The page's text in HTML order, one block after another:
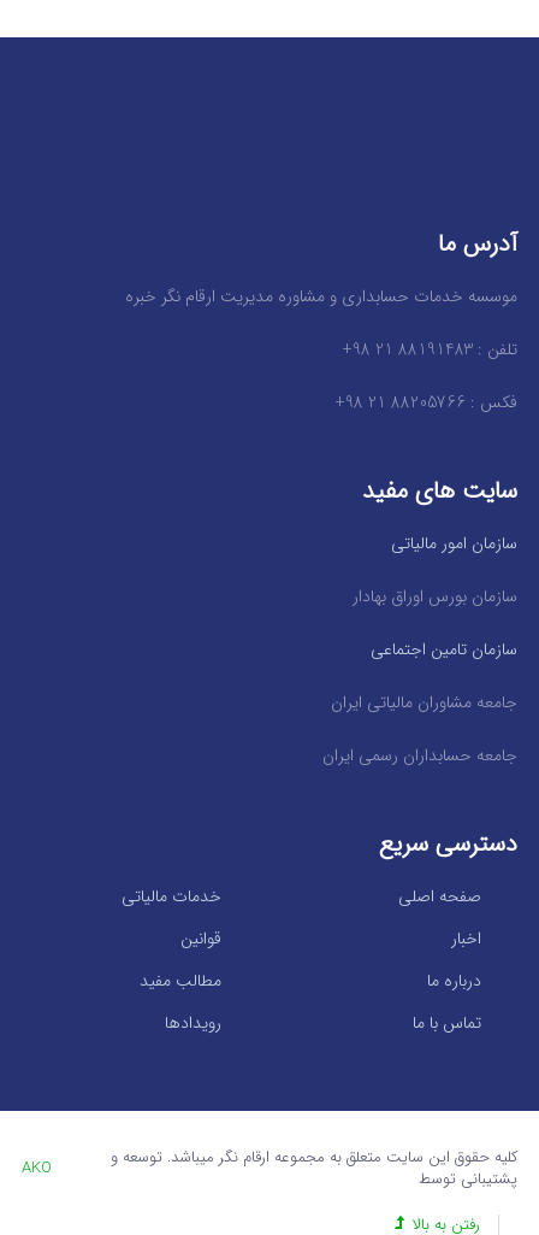
آدرس ما
موسسه خدمات حسابداری و مشاوره مدیریت ارقام نگر خبره
تلفن : 88191483 21 98+
فکس : 88205766 21 98+
سایت های مفید
سازمان امور مالیاتی
سازمان بورس اوراق بهادار
سازمان تامین اجتماعی
جامعه مشاوران مالیاتی ایران
جامعه حسابداران رسمی ایران
دسترسی سریع
خدمات مالیاتی
صفحه اصلی
قوانین
اخبار
مطالب مفید
درباره ما
رویدادها
تماس با ما
کلیه حقوق این سایت متعلق به مجموعه ارقام نگر میباشد. توسعه و
پشتیبانی توسط
AKO
رفتن به بالا